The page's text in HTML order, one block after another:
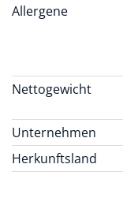
Allergene
Nettogewicht
Unternehmen
Herkunftsland